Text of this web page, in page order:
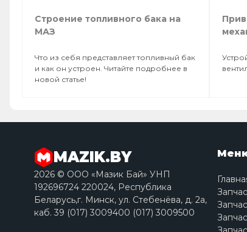
Строение топливного бака на
МАЗ
Что из себя представляет топливный бак
и как он устроен. Читайте подробнее в
новой статье!
MAZIK.BY
2026 © ООО «Мазик Бай» УНП
192696724 220024, Республика
Беларусь,г. Минск, ул. Стебенёва, д. 2a,
каб. 39 (017) 3009400 (017) 3009500